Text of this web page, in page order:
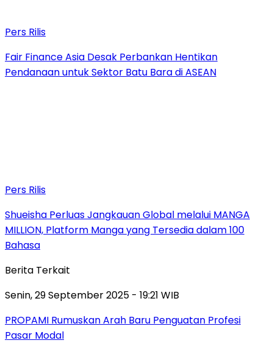
Pers Rilis
Fair Finance Asia Desak Perbankan Hentikan
Pendanaan untuk Sektor Batu Bara di ASEAN
Pers Rilis
Shueisha Perluas Jangkauan Global melalui MANGA
MILLION, Platform Manga yang Tersedia dalam 100
Bahasa
Berita Terkait
Senin, 29 September 2025 - 19:21 WIB
PROPAMI Rumuskan Arah Baru Penguatan Profesi
Pasar Modal